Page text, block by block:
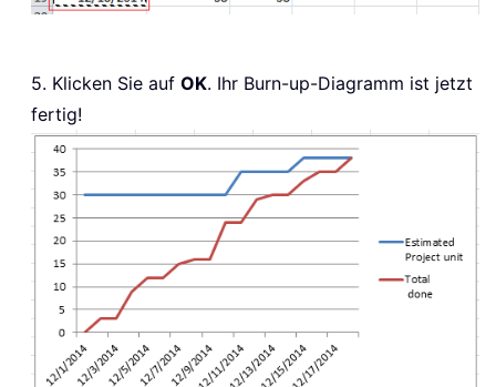
5. Klicken Sie auf OK. Ihr Burn-up-Diagramm ist jetzt
fertig!